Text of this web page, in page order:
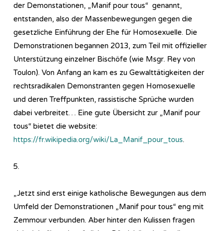
der Demonstationen, „Manif pour tous“ genannt,
entstanden, also der Massenbewegungen gegen die
gesetzliche Einführung der Ehe für Homosexuelle. Die
Demonstrationen begannen 2013, zum Teil mit offizieller
Unterstützung einzelner Bischöfe (wie Msgr. Rey von
Toulon). Von Anfang an kam es zu Gewalttätigkeiten der
rechtsradikalen Demonstranten gegen Homosexuelle
und deren Treffpunkten, rassistische Sprüche wurden
dabei verbreitet… Eine gute Übersicht zur „Manif pour
tous“ bietet die website:
https://fr.wikipedia.org/wiki/La_Manif_pour_tous.
5.
„Jetzt sind erst einige katholische Bewegungen aus dem
Umfeld der Demonstrationen „Manif pour tous“ eng mit
Zemmour verbunden. Aber hinter den Kulissen fragen